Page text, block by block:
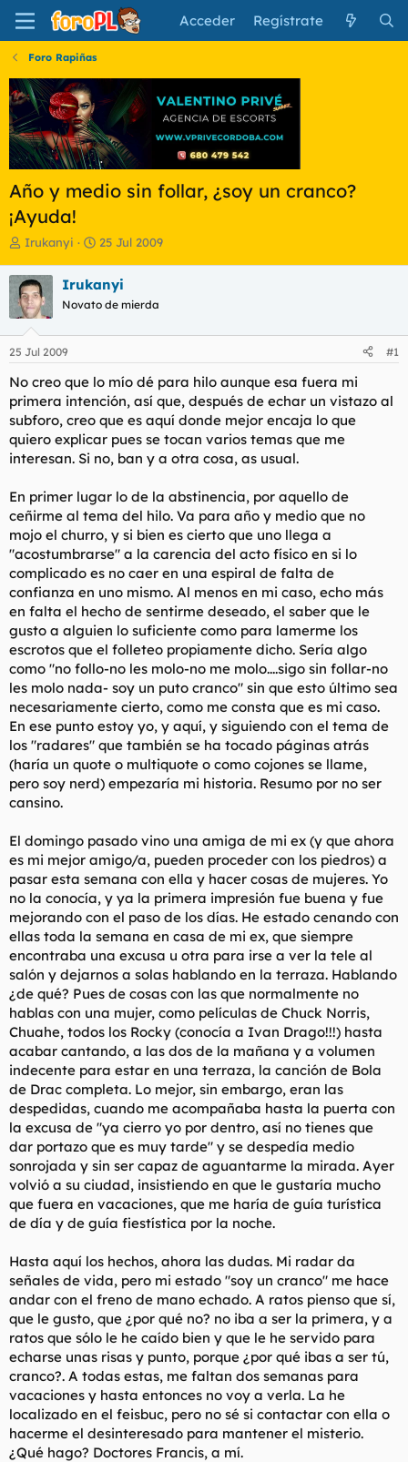
Acceder Regístrate
Foro Rapiñas
Año y medio sin follar, ¿soy un cranco?
¡Ayuda!
I
i
c
i
a
d
o
d
e
l
t
e
Irukanyi
F
h
a
e
i
c
i
o
25 Jul 2009
Irukanyi
Novato de mierda
25 Jul 2009 #1
No creo que lo mío dé para hilo aunque esa fuera mi
primera intención, así que, después de echar un vistazo al
subforo, creo que es aquí donde mejor encaja lo que
quiero explicar pues se tocan varios temas que me
interesan. Si no, ban y a otra cosa, as usual.
En primer lugar lo de la abstinencia, por aquello de
ceñirme al tema del hilo. Va para año y medio que no
mojo el churro, y si bien es cierto que uno llega a
"acostumbrarse" a la carencia del acto físico en si lo
complicado es no caer en una espiral de falta de
confianza en uno mismo. Al menos en mi caso, echo más
en falta el hecho de sentirme deseado, el saber que le
gusto a alguien lo suficiente como para lamerme los
escrotos que el folleteo propiamente dicho. Sería algo
como "no follo-no les molo-no me molo....sigo sin follar-no
les molo nada- soy un puto cranco" sin que esto último sea
necesariamente cierto, como me consta que es mi caso.
En ese punto estoy yo, y aquí, y siguiendo con el tema de
los "radares" que también se ha tocado páginas atrás
(haría un quote o multiquote o como cojones se llame,
pero soy nerd) empezaría mi historia. Resumo por no ser
cansino.
El domingo pasado vino una amiga de mi ex (y que ahora
es mi mejor amigo/a, pueden proceder con los piedros) a
pasar esta semana con ella y hacer cosas de mujeres. Yo
no la conocía, y ya la primera impresión fue buena y fue
mejorando con el paso de los días. He estado cenando con
ellas toda la semana en casa de mi ex, que siempre
encontraba una excusa u otra para irse a ver la tele al
salón y dejarnos a solas hablando en la terraza. Hablando
¿de qué? Pues de cosas con las que normalmente no
hablas con una mujer, como películas de Chuck Norris,
Chuahe, todos los Rocky (conocía a Ivan Drago!!!) hasta
acabar cantando, a las dos de la mañana y a volumen
indecente para estar en una terraza, la canción de Bola
de Drac completa. Lo mejor, sin embargo, eran las
despedidas, cuando me acompañaba hasta la puerta con
la excusa de "ya cierro yo por dentro, así no tienes que
dar portazo que es muy tarde" y se despedía medio
sonrojada y sin ser capaz de aguantarme la mirada. Ayer
volvió a su ciudad, insistiendo en que le gustaría mucho
que fuera en vacaciones, que me haría de guía turística
de día y de guía fiestística por la noche.
Hasta aquí los hechos, ahora las dudas. Mi radar da
señales de vida, pero mi estado "soy un cranco" me hace
andar con el freno de mano echado. A ratos pienso que sí,
que le gusto, que ¿por qué no? no iba a ser la primera, y a
ratos que sólo le he caído bien y que le he servido para
echarse unas risas y punto, porque ¿por qué ibas a ser tú,
cranco?. A todas estas, me faltan dos semanas para
vacaciones y hasta entonces no voy a verla. La he
localizado en el feisbuc, pero no sé si contactar con ella o
hacerme el desinteresado para mantener el misterio.
¿Qué hago? Doctores Francis, a mí.